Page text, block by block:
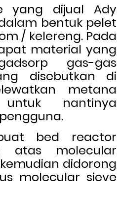
yang dijual Ady
bentuk pelet
/ kelereng. Pada
material yang
gas-gas
disebutkan di
metana
nantinya
bed reactor
atas molecular
didorong
molecular sieve